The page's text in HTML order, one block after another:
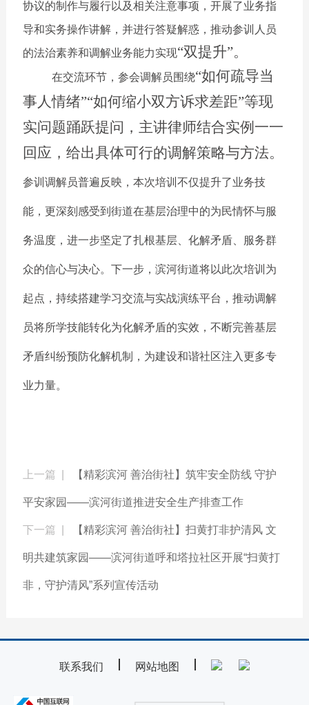
协议的制作与履行以及相关注意事项，开展了业务指
导和实务操作讲解，并进行答疑解惑，推动参训人员
的法治素养和调解业务能力实现“双提升”。
在交流环节，参会调解员围绕“如何疏导当
事人情绪”“如何缩小双方诉求差距”等现
实问题踊跃提问，主讲律师结合实例一一
回应，给出具体可行的调解策略与方法。
参训调解员普遍反映，本次培训不仅提升了业务技
能，更深刻感受到街道在基层治理中的为民情怀与服
务温度，进一步坚定了扎根基层、化解矛盾、服务群
众的信心与决心。下一步，滨河街道将以此次培训为
起点，持续搭建学习交流与实战演练平台，推动调解
员将所学技能转化为化解矛盾的实效，不断完善基层
矛盾纠纷预防化解机制，为建设和谐社区注入更多专
业力量。
上一篇 | 【精彩滨河 善治街社】筑牢安全防线 守护
平安家园——滨河街道推进安全生产排查工作
下一篇 | 【精彩滨河 善治街社】扫黄打非护清风 文
明共建筑家园——滨河街道呼和塔拉社区开展“扫黄打
非，守护清风”系列宣传活动
联系我们 网站地图